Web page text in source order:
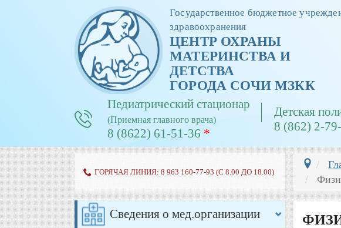
Государственное бюджетное
здравоохранения
ЦЕНТР ОХРАНЫ
МАТЕРИНСТВА И
ДЕТСТВА
ГОРОДА CОЧИ МЗКК
Педиатрический стационар
(Приемная главного врача)
8 (8622) 61-51-36 *
Детская
8 (862) 2-
ГОРЯЧАЯ ЛИНИЯ: 8 963 160-77-93 (С 8.00 ДО 18.00)
Сведения о мед.организации